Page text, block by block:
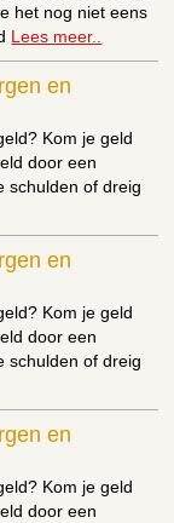
het nog niet eens
Lees meer..
en
Kom je geld
door een
schulden of dreig
en
Kom je geld
door een
schulden of dreig
en
Kom je geld
door een